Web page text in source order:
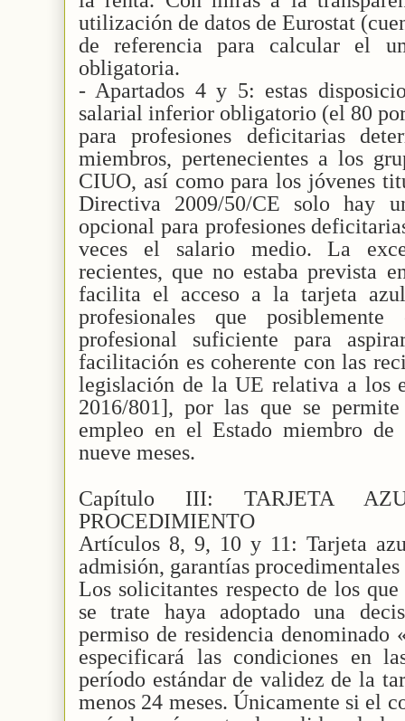
utilización de datos de Eurostat
de referencia para calcular el
obligatoria.
- Apartados 4 y 5: estas
salarial inferior obligatorio (el 80
para profesiones deficitarias
miembros, pertenecientes a los
CIUO, así como para los jóvenes
Directiva 2009/50/CE solo hay
opcional para profesiones
veces el salario medio. La
recientes, que no estaba prevista
facilita el acceso a la tarjeta
profesionales que
profesional suficiente para
facilitación es coherente con las
legislación de la UE relativa a los
2016/801], por las que se
empleo en el Estado miembro de
nueve meses.
Capítulo III: TARJETA
PROCEDIMIENTO
Artículos 8, 9, 10 y 11: Tarjeta
admisión, garantías procedimentales
Los solicitantes respecto de los
se trate haya adoptado una
permiso de residencia denominado
especificará las condiciones en
período estándar de validez de la
menos 24 meses. Únicamente si el